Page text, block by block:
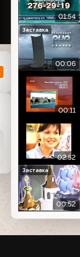
01:54
00:06
Заставка
00:11
02:52
00:52
Заставка